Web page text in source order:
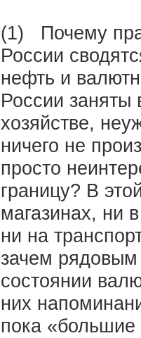
(1) Почему
России
нефть и
России заняты
хозяйстве,
ничего не
просто
границу? В
магазинах, ни
ни на
зачем
состоянии
них
пока